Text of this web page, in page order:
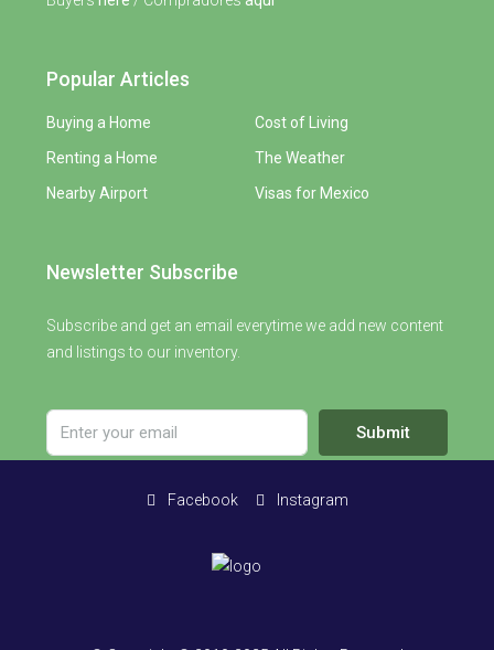
Popular Articles
Buying a Home
Renting a Home
Nearby Airport
Cost of Living
The Weather
Visas for Mexico
Newsletter Subscribe
Subscribe and get an email everytime we add new content
and listings to our inventory.
Submit
Facebook Instagram